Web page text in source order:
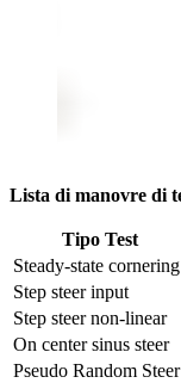
Lista di manovre di
Tipo Test
Steady-state cornering
Step steer input
Step steer non-linear
On center sinus steer
Pseudo Random Steer